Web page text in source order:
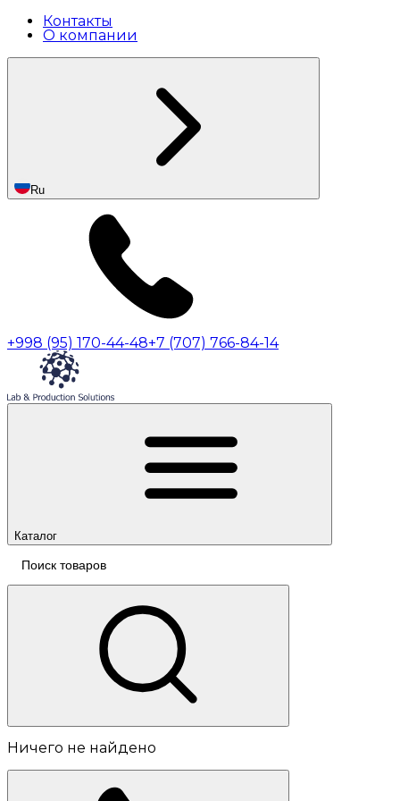
Контакты
О компании
Ru
+998 (95) 170-44-48+7 (707) 766-84-14
Каталог
Ничего не найдено